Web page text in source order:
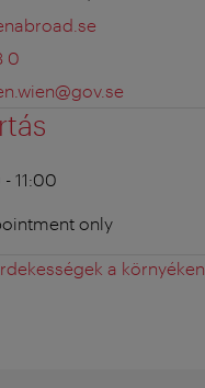
0
11:00
only
a környéken